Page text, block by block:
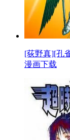
[荻野真][孔
漫画下载